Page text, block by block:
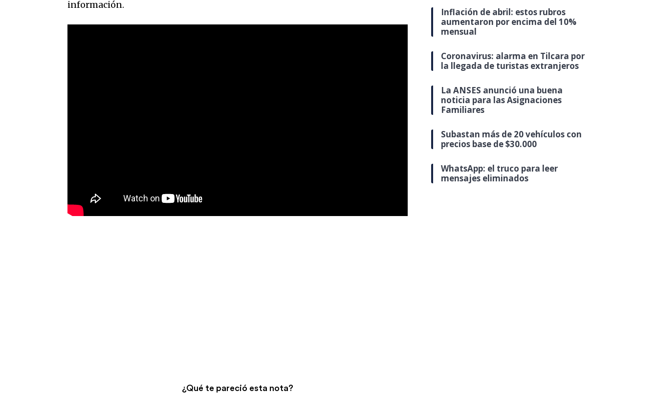
información.
¿Qué te pareció esta nota?
Inflación de abril: estos rubros
aumentaron por encima del 10%
mensual
Coronavirus: alarma en Tilcara por
la llegada de turistas extranjeros
La ANSES anunció una buena
noticia para las Asignaciones
Familiares
Subastan más de 20 vehículos con
precios base de $30.000
WhatsApp: el truco para leer
mensajes eliminados